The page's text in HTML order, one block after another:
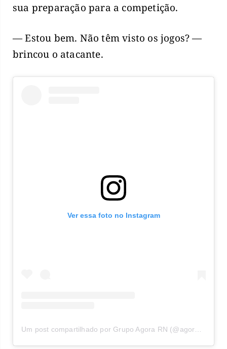
sua preparação para a competição.
— Estou bem. Não têm visto os jogos? —
brincou o atacante.
Ver essa foto no Instagram
Um post compartilhado por Grupo Agora RN (@agorarn)